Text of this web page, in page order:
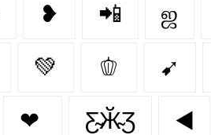
❥ 📲 ஜ
💚 🫑 ➹
❤ Ƹ̴Ӂ̴Ʒ ◀️